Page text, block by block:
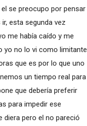
se preocupo por pensar
esta segunda vez
me había caído y me
yo no lo vi como limitante
que es por lo que uno
un tiempo real para
que debería preferir
para impedir ese
diera pero el no pareció